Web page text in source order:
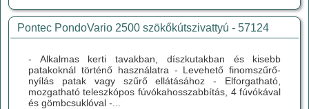
Pontec PondoVario 2500 szökőkútszivattyú - 57124
- Alkalmas kerti tavakban, díszkutakban és kisebb
patakoknál történő használatra - Levehető finomszűrő-
nyílás patak vagy szűrő ellátásához - Elforgatható,
mozgatható teleszkópos fúvókahosszabbítás, 4 fúvókával
és gömbcsuklóval -...